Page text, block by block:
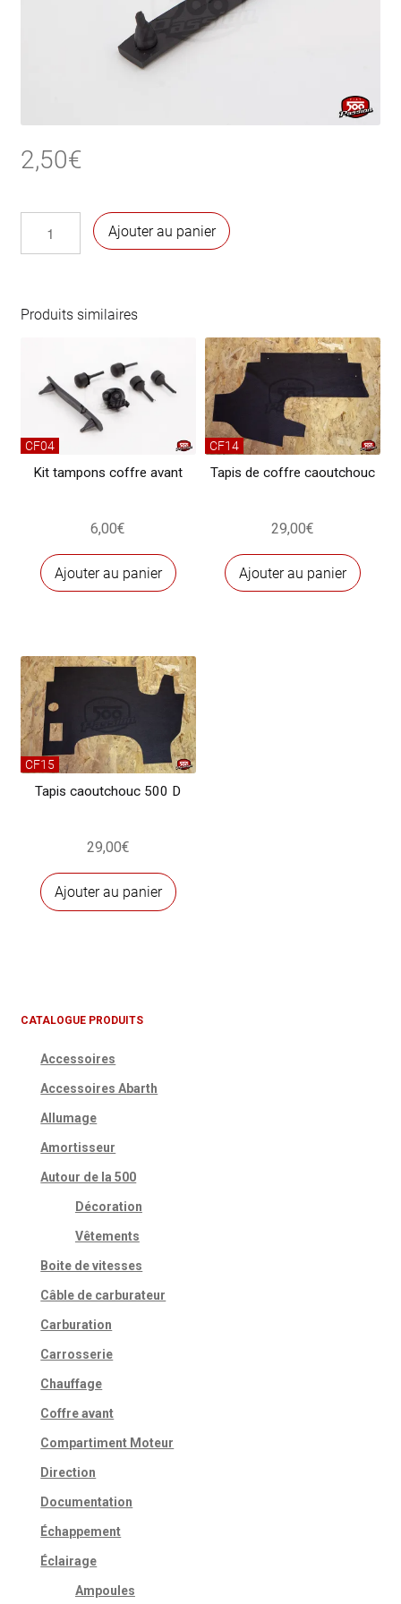
2,50€
caoutchouc
Ajouter au panier
Produits similaires
CF04
Kit tampons coffre avant
6,00€
Ajouter au panier
CF14
Tapis de coffre caoutchouc
29,00€
Ajouter au panier
CF15
Tapis caoutchouc 500 D
29,00€
Ajouter au panier
CATALOGUE PRODUITS
Accessoires
Accessoires Abarth
Allumage
Amortisseur
Autour de la 500
Décoration
Vêtements
Boite de vitesses
Câble de carburateur
Carburation
Carrosserie
Chauffage
Coffre avant
Compartiment Moteur
Direction
Documentation
Échappement
Éclairage
Ampoules